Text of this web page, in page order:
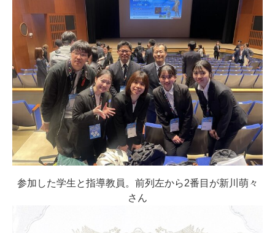
参加した学生と指導教員。前列左から2番目が新川萌々
さん